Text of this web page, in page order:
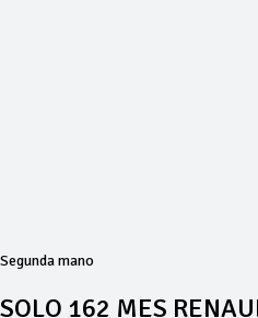
Segunda mano
SOLO 162 MES